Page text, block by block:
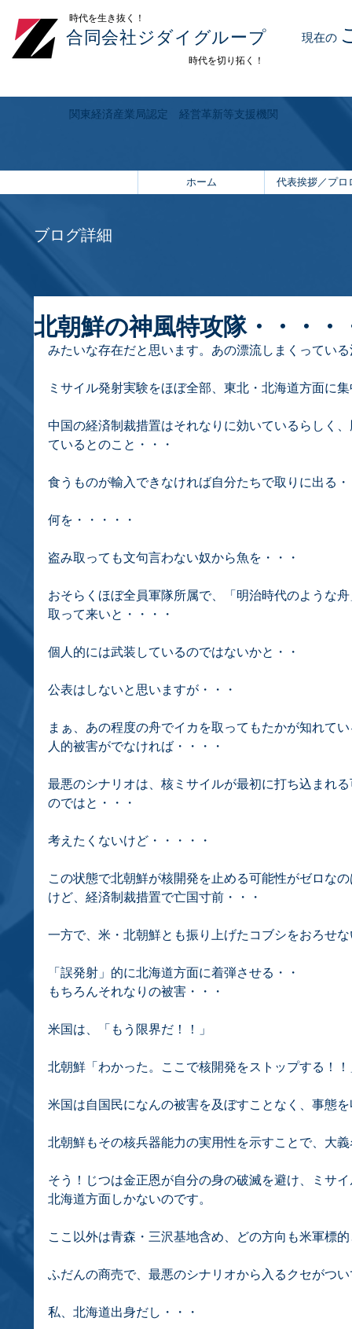
合同会社ジダイグループ 現在の
​時代を生き抜く！
時代を切り拓く！
関東経済産業局認定 経営革新等支援機関
ホーム 代表挨拶／プロ
ブログ詳細
北朝鮮の神風特攻隊・・・・
みたいな存在だと思います。あの漂流しまくってい
ミサイル発射実験をほぼ全部、東北・北海道方面に
中国の経済制裁措置はそれなりに効いているらしく
ているとのこと・・・
食うものが輸入できなければ自分たちで取りに出る
何を・・・・・
盗み取っても文句言わない奴から魚を・・・
おそらくほぼ全員軍隊所属で、「明治時代のような
取って来いと・・・・
個人的には武装しているのではないかと・・
公表はしないと思いますが・・・
まぁ、あの程度の舟でイカを取ってもたかが知れて
人的被害がでなければ・・・・
最悪のシナリオは、核ミサイルが最初に打ち込まれ
のではと・・・
考えたくないけど・・・・・
この状態で北朝鮮が核開発を止める可能性がゼロな
けど、経済制裁措置で亡国寸前・・・
一方で、米・北朝鮮とも振り上げたコブシをおろせ
「誤発射」的に北海道方面に着弾させる・・
もちろんそれなりの被害・・・
米国は、「もう限界だ！！」
北朝鮮「わかった。ここで核開発をストップする！！
米国は自国民になんの被害を及ぼすことなく、事態
北朝鮮もその核兵器能力の実用性を示すことで、大
そう！じつは金正恩が自分の身の破滅を避け、ミサ
北海道方面しかないのです。
ここ以外は青森・三沢基地含め、どの方向も米軍標
ふだんの商売で、最悪のシナリオから入るクセがつ
私、北海道出身だし・・・